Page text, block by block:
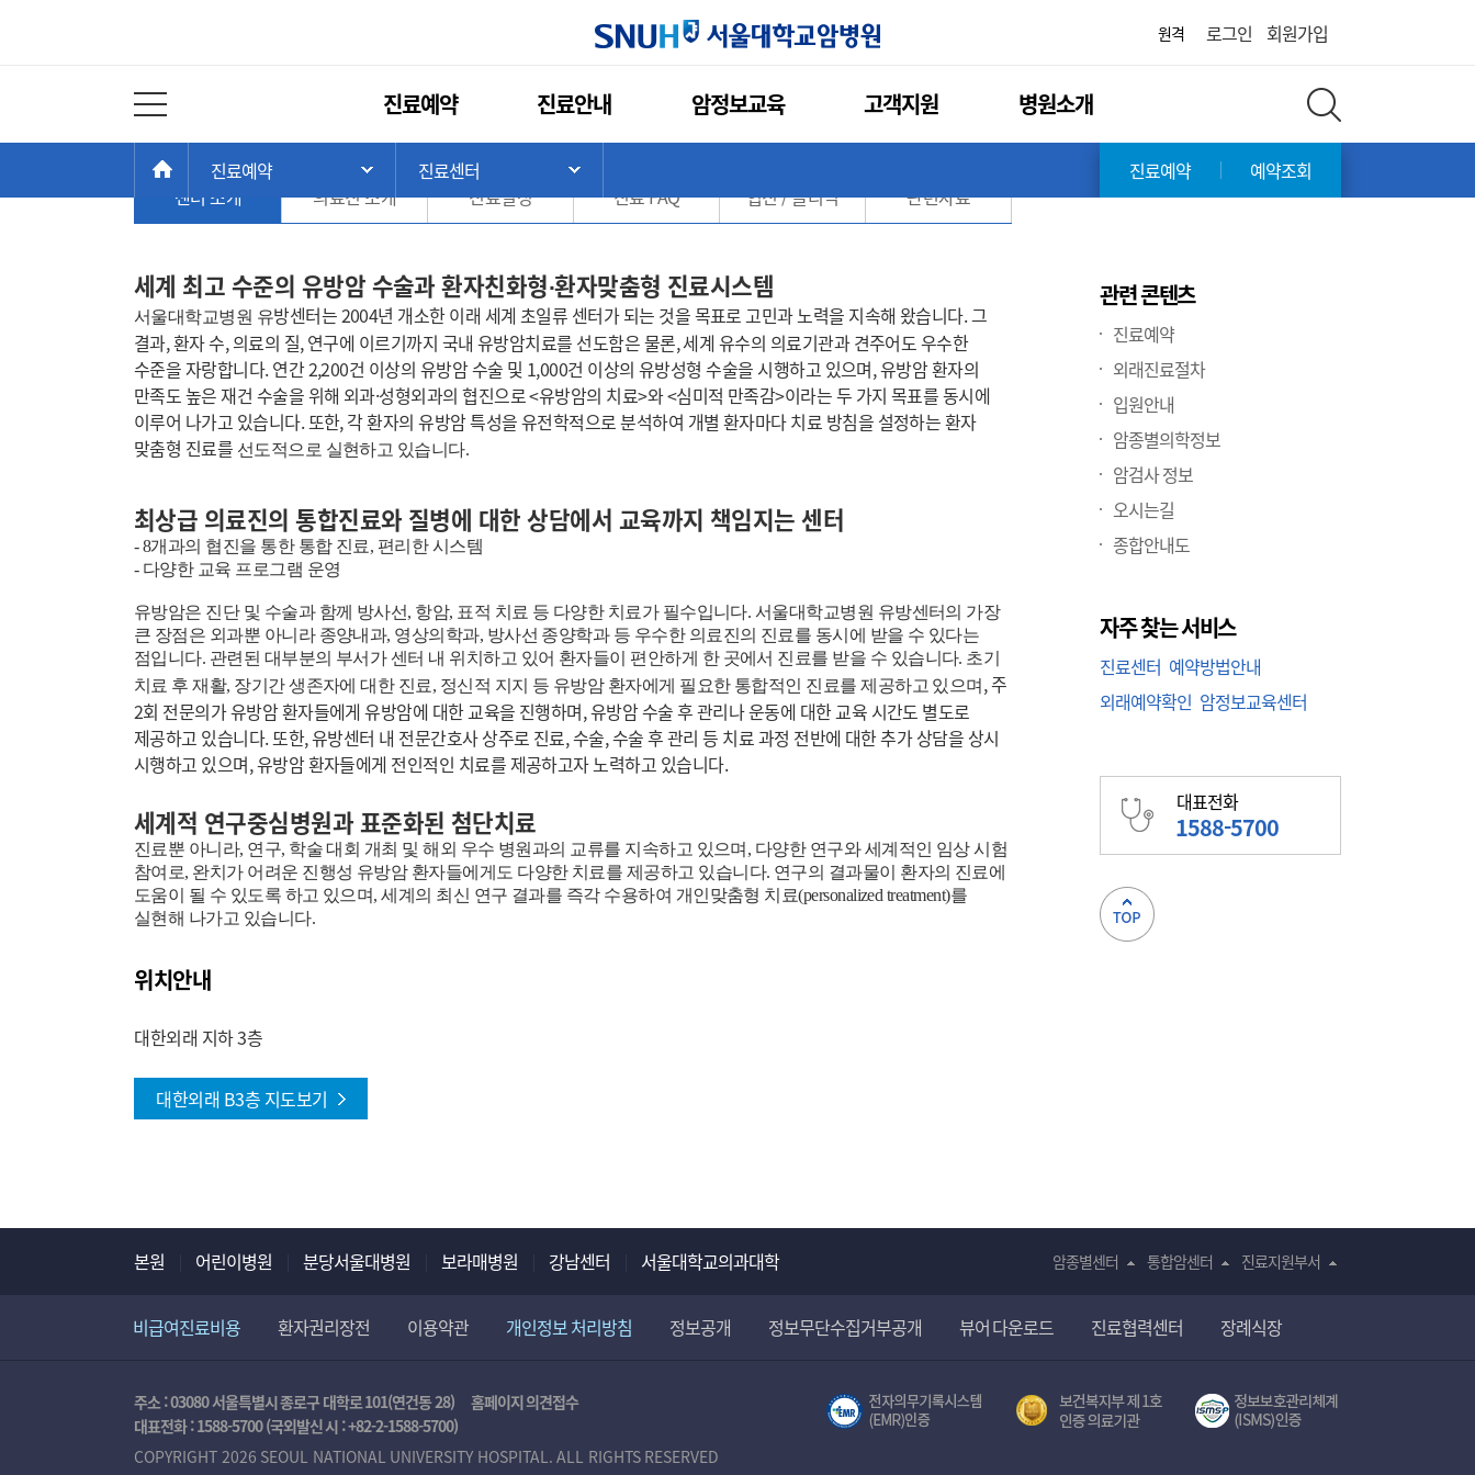
원격 로그인 회원가입
메
진료예약 진료안내 암정보교육 고객지원 병원소개
HOME
진료예약 주 메뉴 목록 열기
진료센터 진료예약 예약조회
유방센터 진료센터 전체
센터 소개 의료진 소개 진료일정 진료 FAQ 협진 / 클리닉 관련자료
세계 최고 수준의 유방암 수술과 환자친화형∙환자맞춤형 진료시스템
서울대학교병원 유방센터는 2004년 개소한 이래 세계 초일류 센터가 되는 것을 목표로 고민과 노력을 지속해 왔습니다. 그
결과, 환자 수, 의료의 질, 연구에 이르기까지 국내 유방암치료를 선도함은 물론, 세계 유수의 의료기관과 견주어도우수한
수준을 자랑합니다.연간 2,200건 이상의 유방암 수술 및 1,000건 이상의 유방성형 수술을 시행하고 있으며, 유방암 환자의
만족도 높은 재건 수술을 위해 외과·성형외과의 협진으로<유방암의 치료>와 <심미적 만족감>이라는 두 가지 목표를 동시에
이루어 나가고 있습니다. 또한, 각 환자의 유방암 특성을 유전학적으로 분석하여 개별 환자마다 치료 방침을 설정하는 환자
맞춤형 진료를 선도적으로 실현하고 있습니다.
최상급 의료진의 통합진료와 질병에 대한 상담에서 교육까지 책임지는 센터
- 8개과의 협진을 통한 통합 진료, 편리한 시스템
- 다양한 교육 프로그램 운영
유방암은 진단 및 수술과 함께 방사선, 항암, 표적 치료 등 다양한 치료가 필수입니다. 서울대학교병원 유방센터의 가장
큰 장점은 외과뿐 아니라 종양내과, 영상의학과, 방사선 종양학과 등 우수한 의료진의 진료를 동시에 받을 수 있다는
점입니다. 관련된 대부분의 부서가 센터 내 위치하고 있어 환자들이 편안하게 한 곳에서 진료를 받을 수 있습니다. 초기
치료 후 재활, 장기간 생존자에 대한 진료, 정신적 지지 등 유방암 환자에게 필요한 통합적인 진료를 제공하고 있으며 ,주
2회 전문의가 유방암 환자들에게 유방암에 대한 교육을 진행하며, 유방암 수술 후 관리나 운동에 대한 교육 시간도 별도로
제공하고 있습니다.또한, 유방센터 내 전문간호사 상주로 진료, 수술, 수술 후 관리 등 치료 과정 전반에 대한 추가 상담을 상시
시행하고 있으며, 유방암 환자들에게 전인적인 치료를 제공하고자 노력하고 있습니다.
세계적 연구중심병원과 표준화된 첨단치료
진료뿐 아니라, 연구, 학술 대회 개최 및 해외 우수 병원과의 교류를 지속하고 있으며, 다양한 연구와 세계적인 임상 시험
참여로, 완치가 어려운 진행성 유방암 환자들에게도 다양한 치료를 제공하고 있습니다. 연구의 결과물이 환자의 진료에
도움이 될 수 있도록 하고 있으며, 세계의 최신 연구 결과를 즉각 수용하여 개인맞춤형 치료(personalized treatment)를
실현해 나가고 있습니다.
위치안내
대한외래 지하 3층
대한외래 B3층 지도보기
관련 콘텐츠
진료예약
외래진료절차
입원안내
암종별의학정보
암검사 정보
오시는길
종합안내도
자주 찾는 서비스
진료센터 예약방법안내
외래예약확인 암정보교육센터
대표전화
1588-5700
본원 어린이병원 분당서울대병원 보라매병원 강남센터 서울대학교의과대학 암종별센터 통합암센터 진료지원부서
비급여진료비용 환자권리장전 이용약관 개인정보 처리방침 정보공개 정보무단수집거부공개 뷰어 다운로드 진료협력센터 장례식장
주소 : 03080 서울특별시 종로구 대학로 101(연건동 28)
홈페이지 의견접수
대표전화 :1588-5700(국외발신 시 :+82-2-1588-5700)
COPYRIGHT 2026 SEOUL NATIONAL UNIVERSITY HOSPITAL. ALL RIGHTS RESERVED
전자의무기록시스템 보건복지부 제 1호